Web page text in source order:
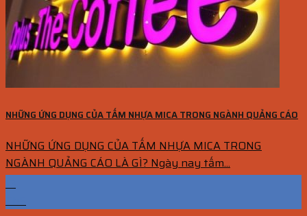
NHỮNG ỨNG DỤNG CỦA TẤM NHỰA MICA TRONG NGÀNH QUẢNG CÁO
NHỮNG ỨNG DỤNG CỦA TẤM NHỰA MICA TRONG
NGÀNH QUẢNG CÁO LÀ GÌ? Ngày nay tấm...